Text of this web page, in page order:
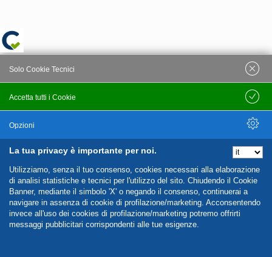
La tua privacy è importante per noi.
Utilizziamo, senza il tuo consenso, cookies necessari alla elaborazione
di analisi statistiche e tecnici per l'utilizzo del sito. Chiudendo il Cookie
Banner, mediante il simbolo 'X' o negando il consenso, continuerai a
navigare in assenza di cookie di profilazione/marketing. Acconsentendo
invece all'uso dei cookies di profilazione/marketing potremo offrirti
messaggi pubblicitari corrispondenti alle tue esigenze.
Accetta tutti i Cookie
Solo Cookie Tecnici
Salva
Opzioni
Nascondi Opzioni